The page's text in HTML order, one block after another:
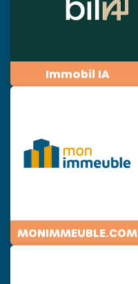
Immobil IA
MONIMMEUBLE.COM